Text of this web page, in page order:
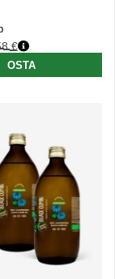
€
OSTA